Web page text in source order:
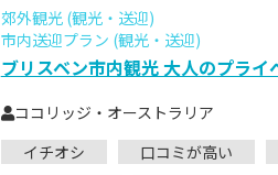
郊外観光 (観光・送迎)
市内送迎プラン (観光・送迎)
ブリスベン市内観光 大人のプライ
ココリッジ・オーストラリア
イチオシ
口コミが高い